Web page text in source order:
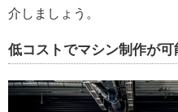
介しましょう。
低コストでマシン制作が可